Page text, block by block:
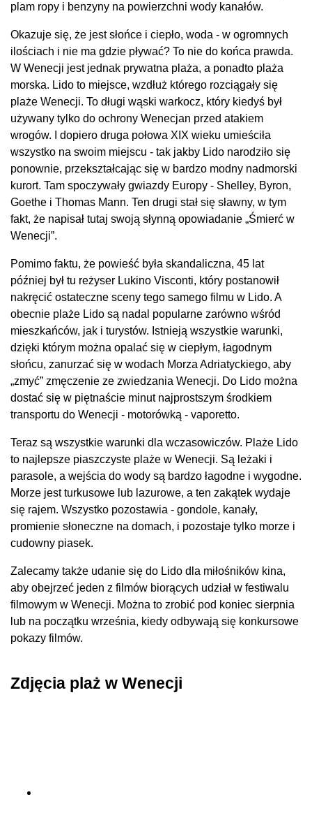
plam ropy i benzyny na powierzchni wody kanałów.
Okazuje się, że jest słońce i ciepło, woda - w ogromnych
ilościach i nie ma gdzie pływać? To nie do końca prawda.
W Wenecji jest jednak prywatna plaża, a ponadto plaża
morska. Lido to miejsce, wzdłuż którego rozciągały się
plaże Wenecji. To długi wąski warkocz, który kiedyś był
używany tylko do ochrony Wenecjan przed atakiem
wrogów. I dopiero druga połowa XIX wieku umieściła
wszystko na swoim miejscu - tak jakby Lido narodziło się
ponownie, przekształcając się w bardzo modny nadmorski
kurort. Tam spoczywały gwiazdy Europy - Shelley, Byron,
Goethe i Thomas Mann. Ten drugi stał się sławny, w tym
fakt, że napisał tutaj swoją słynną opowiadanie „Śmierć w
Wenecji”.
Pomimo faktu, że powieść była skandaliczna, 45 lat
później był tu reżyser Lukino Visconti, który postanowił
nakręcić ostateczne sceny tego samego filmu w Lido. A
obecnie plaże Lido są nadal popularne zarówno wśród
mieszkańców, jak i turystów. Istnieją wszystkie warunki,
dzięki którym można opalać się w ciepłym, łagodnym
słońcu, zanurzać się w wodach Morza Adriatyckiego, aby
„zmyć” zmęczenie ze zwiedzania Wenecji. Do Lido można
dostać się w piętnaście minut najprostszym środkiem
transportu do Wenecji - motorówką - vaporetto.
Teraz są wszystkie warunki dla wczasowiczów. Plaże Lido
to najlepsze piaszczyste plaże w Wenecji. Są leżaki i
parasole, a wejścia do wody są bardzo łagodne i wygodne.
Morze jest turkusowe lub lazurowe, a ten zakątek wydaje
się rajem. Wszystko pozostawia - gondole, kanały,
promienie słoneczne na domach, i pozostaje tylko morze i
cudowny piasek.
Zalecamy także udanie się do Lido dla miłośników kina,
aby obejrzeć jeden z filmów biorących udział w festiwalu
filmowym w Wenecji. Można to zrobić pod koniec sierpnia
lub na początku września, kiedy odbywają się konkursowe
pokazy filmów.
Zdjęcia plaż w Wenecji